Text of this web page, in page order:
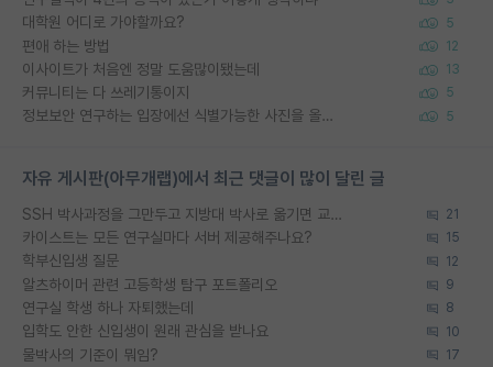
대학원 어디로 가야할까요? 5
편애 하는 방법 12
이사이트가 처음엔 정말 도움많이됐는데 13
커뮤니티는 다 쓰레기통이지 5
정보보안 연구하는 입장에선 식별가능한 사진을 올리는건 비추이긴함 5
자유 게시판(아무개랩)에서 최근 댓글이 많이 달린 글
SSH 박사과정을 그만두고 지방대 박사로 옮기면 교수의 꿈은 끝일까요? 21
카이스트는 모든 연구실마다 서버 제공해주나요? 15
학부신입생 질문 12
알츠하이머 관련 고등학생 탐구 포트폴리오 9
연구실 학생 하나 자퇴했는데 8
입학도 안한 신입생이 원래 관심을 받나요 10
물박사의 기준이 뭐임? 17